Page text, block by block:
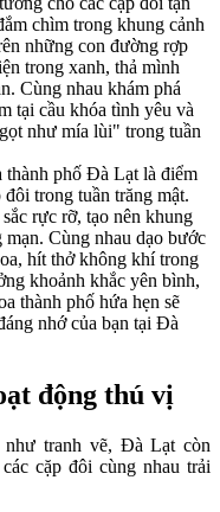
chìm trong khung cảnh
những con đường rợp
trong xanh, thả mình
Cùng nhau khám phá
tại cầu khóa tình yêu và
như mía lùi" trong tuần
thành phố Đà Lạt là điểm
trong tuần trăng mật.
rực rỡ, tạo nên khung
Cùng nhau dạo bước
hít thở không khí trong
khoảnh khắc yên bình,
thành phố hứa hẹn sẽ
nhớ của bạn tại Đà
động thú vị
như tranh vẽ, Đà Lạt còn
cặp đôi cùng nhau trải